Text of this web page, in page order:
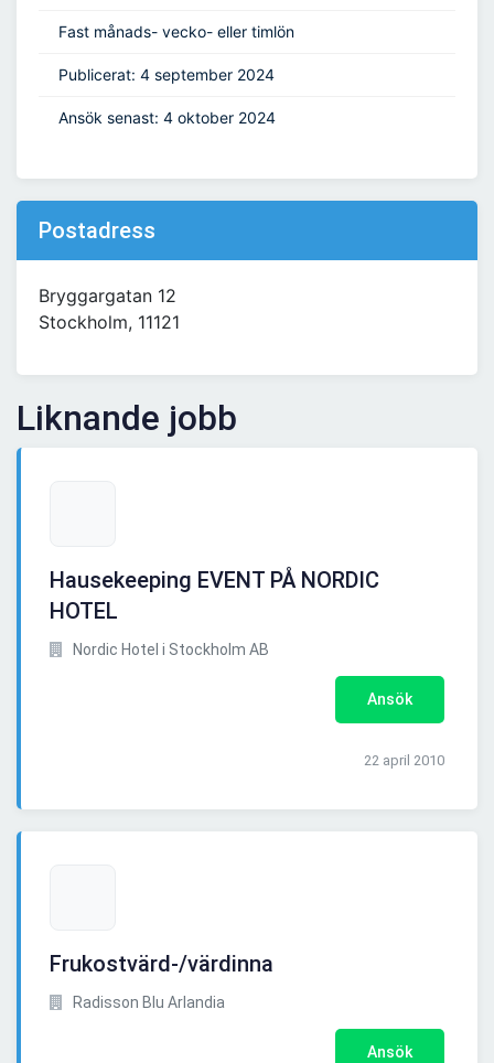
Fast månads- vecko- eller timlön
Publicerat: 4 september 2024
Ansök senast: 4 oktober 2024
Postadress
Bryggargatan 12
Stockholm, 11121
Liknande jobb
Hausekeeping EVENT PÅ NORDIC
HOTEL
Nordic Hotel i Stockholm AB
Ansök
22 april 2010
Frukostvärd-/värdinna
Radisson Blu Arlandia
Ansök